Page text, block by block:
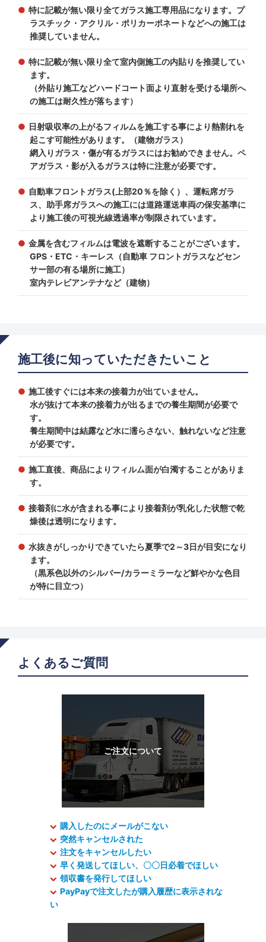
特に記載が無い限り全てガラス施工専用品になります。プ
ラスチック・アクリル・ポリカーポネートなどへの施工は
推奨していません。
特に記載が無い限り全て室内側施工の内貼りを推奨してい
ます。
（外貼り施工などハードコート面より直射を受ける場所へ
の施工は耐久性が落ちます）
日射吸収率の上がるフィルムを施工する事により熱割れを
起こす可能性があります。（建物ガラス）
網入りガラス・傷が有るガラスにはお勧めできません。ペ
アガラス・影が入るガラスは特に注意が必要です。
自動車フロントガラス(上部20％を除く）、運転席ガラ
ス、助手席ガラスへの施工には道路運送車両の保安基準に
より施工後の可視光線透過率が制限されています。
金属を含むフィルムは電波を遮断することがございます。
GPS・ETC・キーレス（自動車 フロントガラスなどセン
サー部の有る場所に施工）
室内テレビアンテナなど（建物）
施工後に知っていただきたいこと
施工後すぐには本来の接着力が出ていません。
水が抜けて本来の接着力が出るまでの養生期間が必要で
す。
養生期間中は結露など水に濡らさない、触れないなど注意
が必要です。
施工直後、商品によりフィルム面が白濁することがありま
す。
接着剤に水が含まれる事により接着剤が乳化した状態で乾
燥後は透明になります。
水抜きがしっかりできていたら夏季で2～3日が目安になり
ます。
（黒系色以外のシルバー/カラーミラーなど鮮やかな色目
が特に目立つ）
よくあるご質問
購入したのにメールがこない
突然キャンセルされた
注文をキャンセルしたい
早く発送してほしい、〇〇日必着でほしい
領収書を発行してほしい
PayPayで注文したが購入履歴に表示されな
い